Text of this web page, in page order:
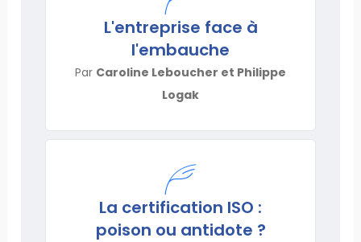
L'entreprise face à
l'embauche
Par Caroline Leboucher et Philippe
Logak
La certification ISO :
poison ou antidote ?